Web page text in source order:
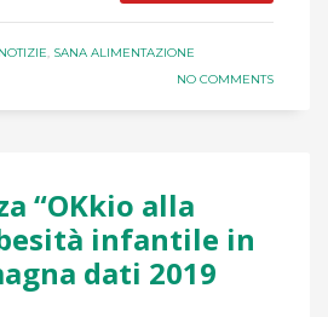
NOTIZIE, SANA ALIMENTAZIONE
NO COMMENTS
“OKkio alla
infantile in
dati 2019